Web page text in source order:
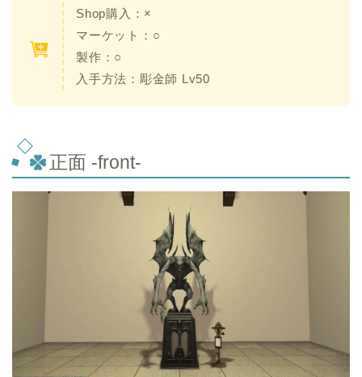
Shop購入：×
マーケット：○
製作：○
入手方法： 彫金師 Lv50
正面 -front-